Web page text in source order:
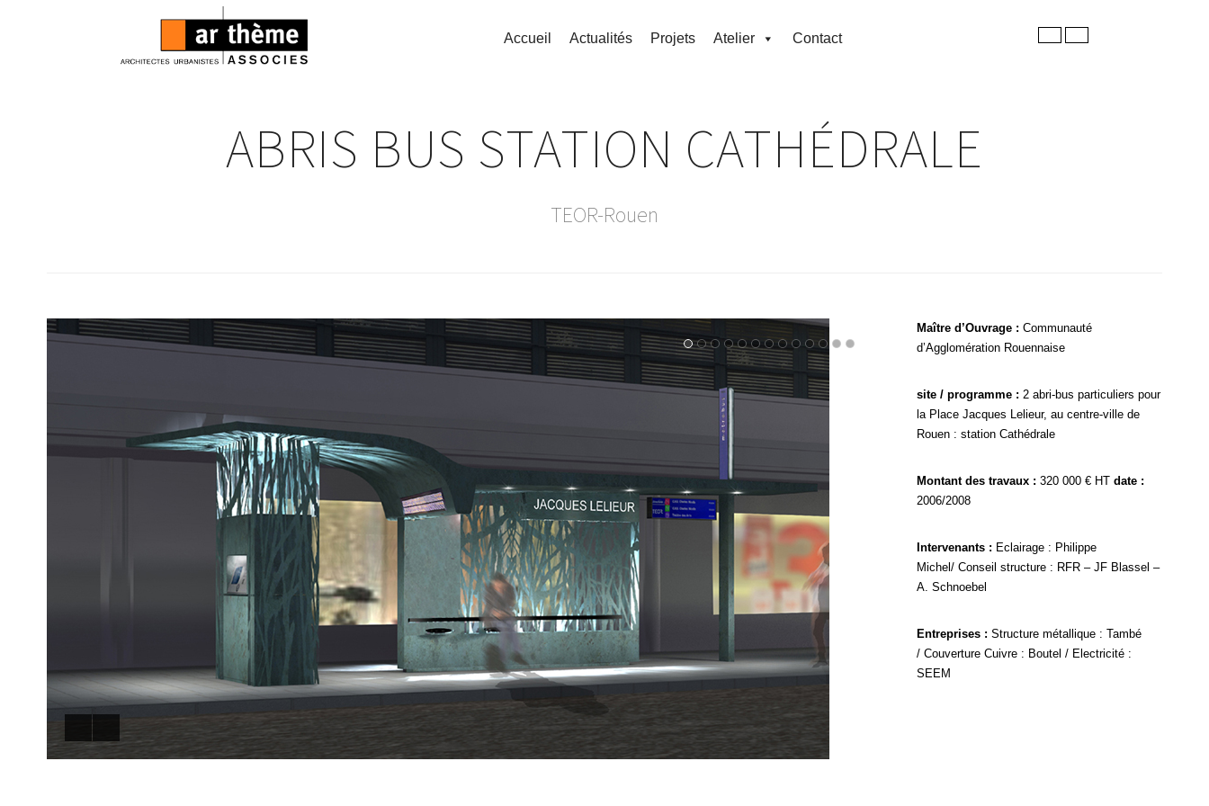
Accueil Actualités Projets Atelier Contact
ABRIS BUS STATION CATHÉDRALE
TEOR-Rouen
Maître d’Ouvrage :Communauté
d’Agglomération Rouennaise
site / programme :2 abri-bus particuliers pour
la Place Jacques Lelieur, au centre-ville de
Rouen : station Cathédrale
Montant des travaux : 320 000 € HTdate :
2006/2008
Intervenants : Eclairage : Philippe
Michel/ Conseil structure : RFR – JF Blassel –
A. Schnoebel
Entreprises :Structure métallique : També
/ Couverture Cuivre : Boutel / Electricité :
SEEM